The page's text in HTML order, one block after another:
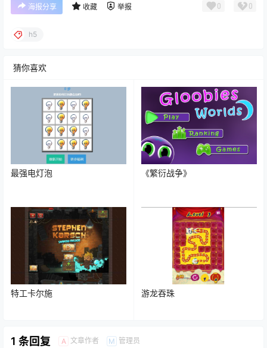
海报分享 收藏 举报 0 0
h5
猜你喜欢
最强电灯泡 《繁衍战争》
特工卡尔施 游龙吞珠
1 条回复 A 文章作者 M 管理员